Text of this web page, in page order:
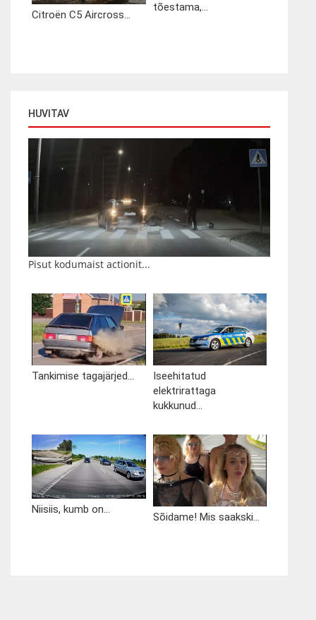
Citroën C5 Aircross...
tõestama,...
HUVITAV
Pisut kodumaist actionit...
Tankimise tagajärjed...
Iseehitatud
elektrirattaga
kukkunud...
Niisiis, kumb on...
Sõidame! Mis saakski...